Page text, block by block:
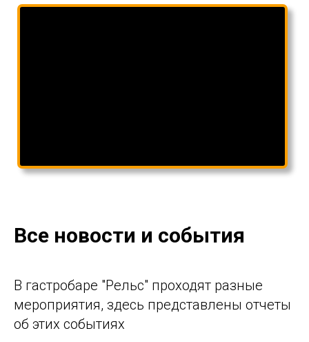
Все новости и события
В гастробаре "Рельс" проходят разные
мероприятия, здесь представлены отчеты
об этих событиях